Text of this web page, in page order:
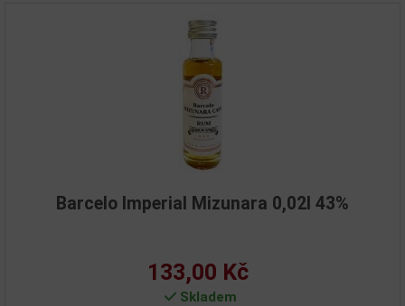
Barcelo Imperial Mizunara 0,02l 43%
133,00 Kč
Skladem